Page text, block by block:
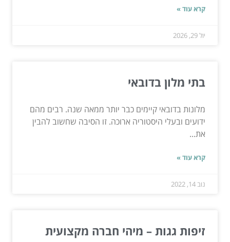
קרא עוד »
יול 29, 2026
בתי מלון בדובאי
מלונות בדובאי קיימים כבר יותר ממאה שנה. רבים מהם
ידועים ובעלי היסטוריה ארוכה. זו הסיבה שחשוב להבין
את...
קרא עוד »
נוב 14, 2022
זיפות גגות – מיהי חברה מקצועית